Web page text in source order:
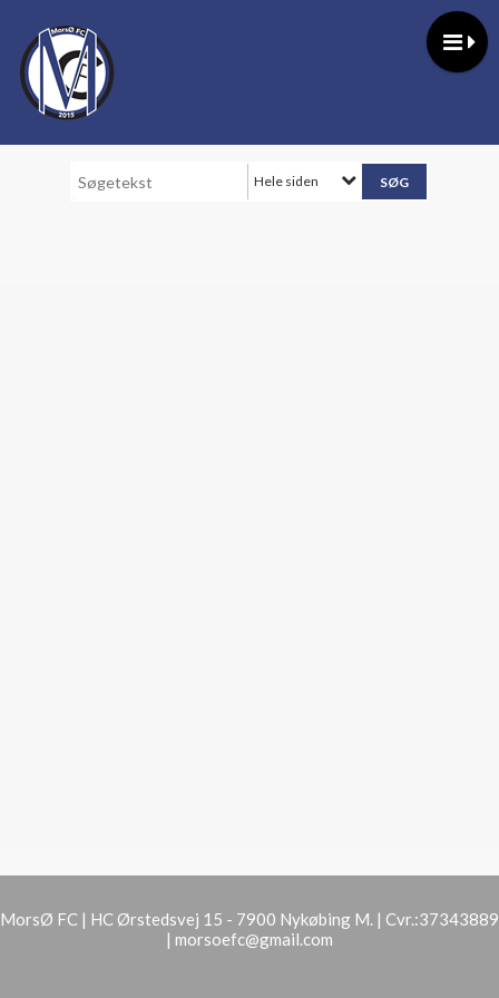
Hele siden
MorsØ FC | HC Ørstedsvej 15 - 7900 Nykøbing M. | Cvr.:37343889
| morsoefc@gmail.com